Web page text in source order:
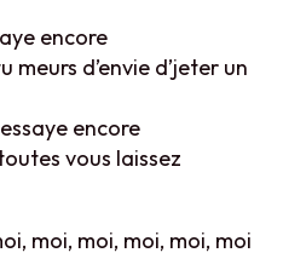
encore
meurs d’envie d’jeter un
encore
vous laissez
moi, moi, moi, moi, moi